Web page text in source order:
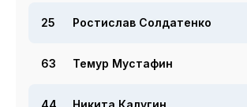
25 Ростислав Солдатенко
63 Темур Мустафин
44 Никита Калугин